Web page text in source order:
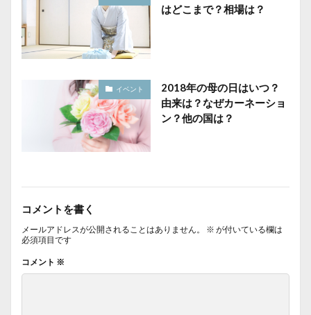
はどこまで？相場は？
イベント
2018年の母の日はいつ？
由来は？なぜカーネーショ
ン？他の国は？
コメントを書く
メールアドレスが公開されることはありません。 ※ が付いている欄は
必須項目です
コメント ※